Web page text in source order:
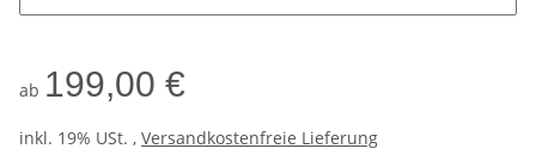
ab 199,00 €
inkl. 19% USt. , Versandkostenfreie Lieferung